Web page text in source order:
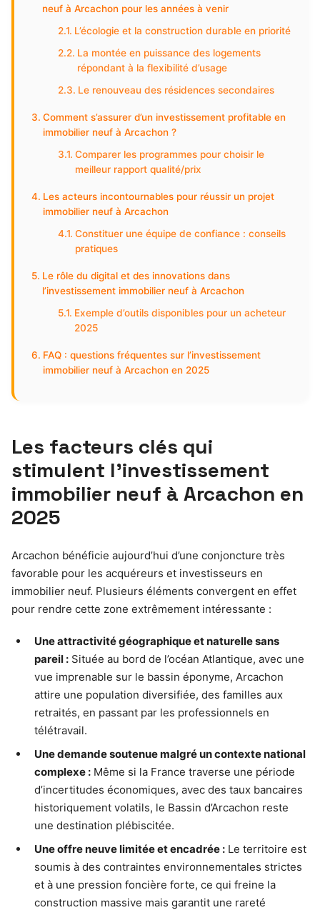
neuf à Arcachon pour les années à venir
L’écologie et la construction durable en priorité
La montée en puissance des logements
répondant à la flexibilité d’usage
Le renouveau des résidences secondaires
Comment s’assurer d’un investissement profitable en
immobilier neuf à Arcachon ?
Comparer les programmes pour choisir le
meilleur rapport qualité/prix
Les acteurs incontournables pour réussir un projet
immobilier neuf à Arcachon
Constituer une équipe de confiance : conseils
pratiques
Le rôle du digital et des innovations dans
l’investissement immobilier neuf à Arcachon
Exemple d’outils disponibles pour un acheteur
2025
FAQ : questions fréquentes sur l’investissement
immobilier neuf à Arcachon en 2025
Les facteurs clés qui
stimulent l’investissement
immobilier neuf à Arcachon en
2025
Arcachon bénéficie aujourd’hui d’une conjoncture très
favorable pour les acquéreurs et investisseurs en
immobilier neuf. Plusieurs éléments convergent en effet
pour rendre cette zone extrêmement intéressante :
Une attractivité géographique et naturelle sans
pareil : Située au bord de l’océan Atlantique, avec une
vue imprenable sur le bassin éponyme, Arcachon
attire une population diversifiée, des familles aux
retraités, en passant par les professionnels en
télétravail.
Une demande soutenue malgré un contexte national
complexe : Même si la France traverse une période
d’incertitudes économiques, avec des taux bancaires
historiquement volatils, le Bassin d’Arcachon reste
une destination plébiscitée.
Une offre neuve limitée et encadrée : Le territoire est
soumis à des contraintes environnementales strictes
et à une pression foncière forte, ce qui freine la
construction massive mais garantit une rareté